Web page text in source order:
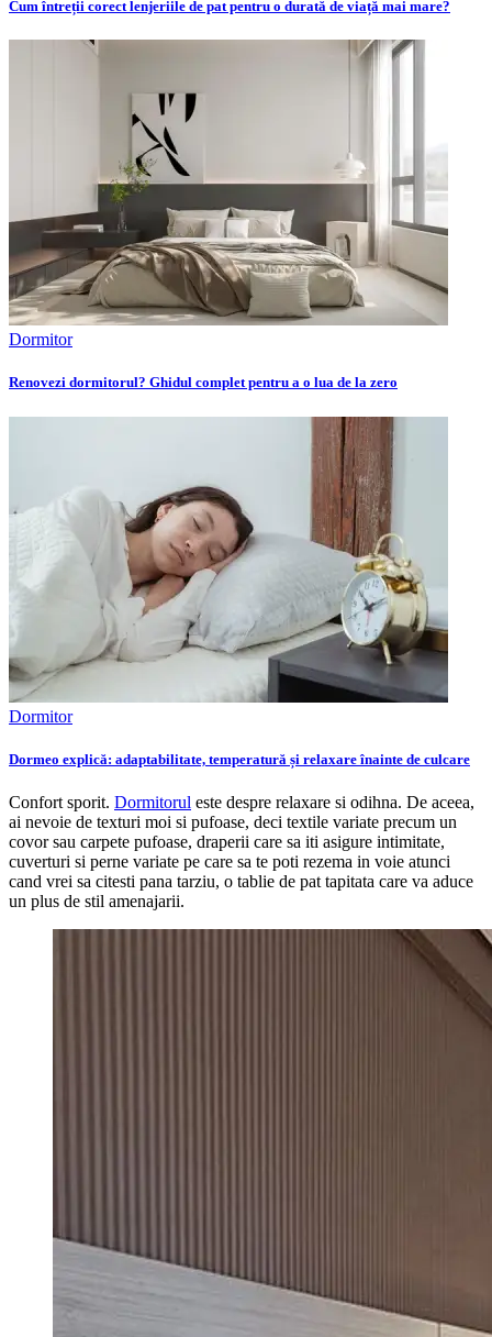
Cum întreții corect lenjeriile de pat pentru o durată de viață mai mare?
Dormitor
Renovezi dormitorul? Ghidul complet pentru a o lua de la zero
Dormitor
Dormeo explică: adaptabilitate, temperatură și relaxare înainte de culcare
Confort sporit. Dormitorul este despre relaxare si odihna. De aceea,
ai nevoie de texturi moi si pufoase, deci textile variate precum un
covor sau carpete pufoase, draperii care sa iti asigure intimitate,
cuverturi si perne variate pe care sa te poti rezema in voie atunci
cand vrei sa citesti pana tarziu, o tablie de pat tapitata care va aduce
un plus de stil amenajarii.